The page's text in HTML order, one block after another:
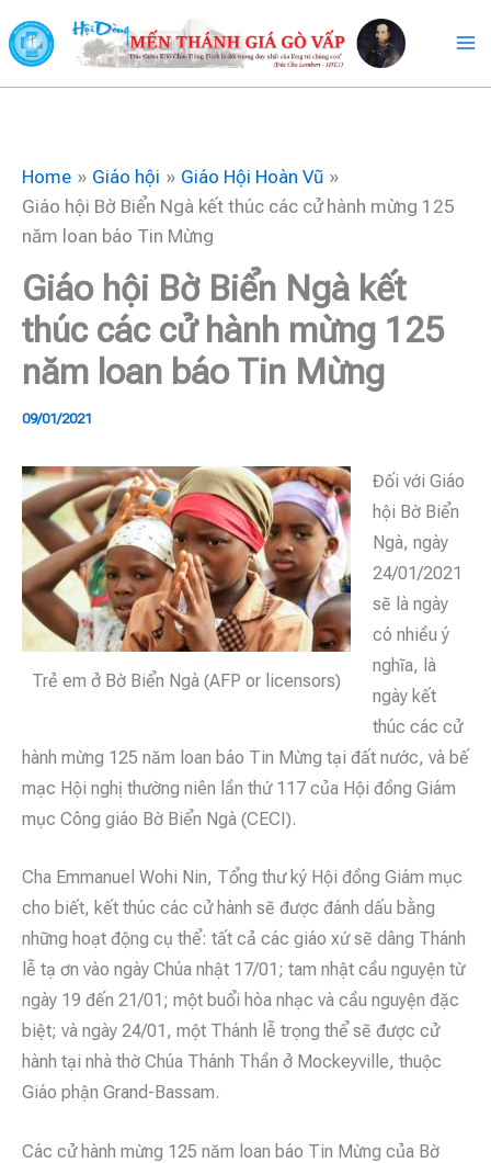
to
content
Home Giáo hội
Giáo Hội Hoàn Vũ
Giáo hội Bờ Biển Ngà kết thúc các cử hành mừng 125
năm loan báo Tin Mừng
Giáo hội Bờ Biển Ngà kết
thúc các cử hành mừng 125
năm loan báo Tin Mừng
09/01/2021
Trẻ em ở Bờ Biển Ngà (AFP or licensors)
Đối với Giáo
hội Bờ Biển
Ngà, ngày
24/01/2021
sẽ là ngày
có nhiều ý
nghĩa, là
ngày kết
thúc các cử
hành mừng 125 năm loan báo Tin Mừng tại đất nước, và bế
mạc Hội nghị thường niên lần thứ 117 của Hội đồng Giám
mục Công giáo Bờ Biển Ngà (CECI).
Cha Emmanuel Wohi Nin, Tổng thư ký Hội đồng Giám mục
cho biết, kết thúc các cử hành sẽ được đánh dấu bằng
những hoạt động cụ thể: tất cả các giáo xứ sẽ dâng Thánh
lễ tạ ơn vào ngày Chúa nhật 17/01; tam nhật cầu nguyện từ
ngày 19 đến 21/01; một buổi hòa nhạc và cầu nguyện đặc
biệt; và ngày 24/01, một Thánh lễ trọng thể sẽ được cử
hành tại nhà thờ Chúa Thánh Thần ở Mockeyville, thuộc
Giáo phận Grand-Bassam.
Các cử hành mừng 125 năm loan báo Tin Mừng của Bờ